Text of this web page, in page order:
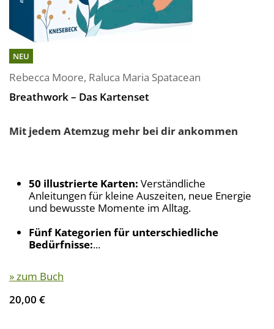
NEU
Rebecca Moore, Raluca Maria Spatacean
Breathwork – Das Kartenset
Mit jedem Atemzug mehr bei dir ankommen
50 illustrierte Karten: Verständliche
Anleitungen für kleine Auszeiten, neue Energie
und bewusste Momente im Alltag.
Fünf Kategorien für unterschiedliche
Bedürfnisse:...
» zum Buch
20,00 €